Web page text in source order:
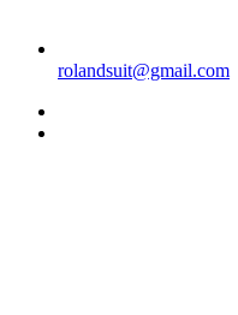
rolandsuit@gmail.com